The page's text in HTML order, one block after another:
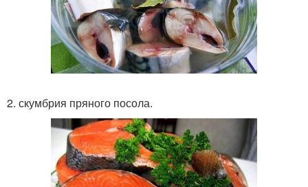
2. скумбрия пряного посола.